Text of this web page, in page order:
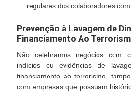
regulares dos colaboradores
Prevenção à Lavagem de
Financiamento Ao
Não celebramos negócios com
indícios ou evidências de
financiamento ao terrorismo,
com empresas que possuam